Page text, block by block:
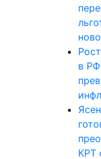
в
КРТ